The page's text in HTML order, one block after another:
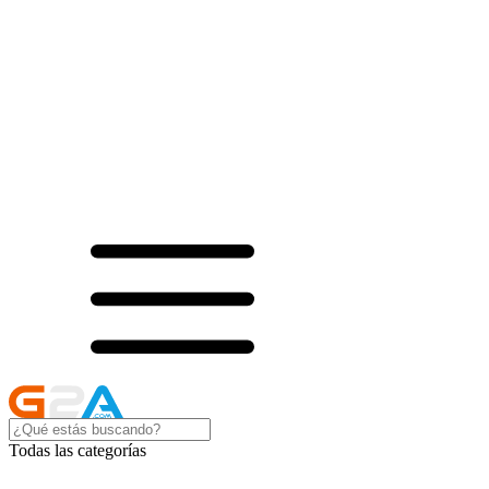
Todas las categorías